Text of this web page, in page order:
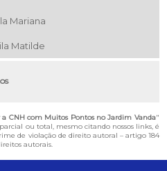
Mariana
Matilde
a CNH com Muitos Pontos no Jardim Vanda"
ou total, mesmo citando nossos links, é
de violação de direito autoral – artigo 184
autorais.